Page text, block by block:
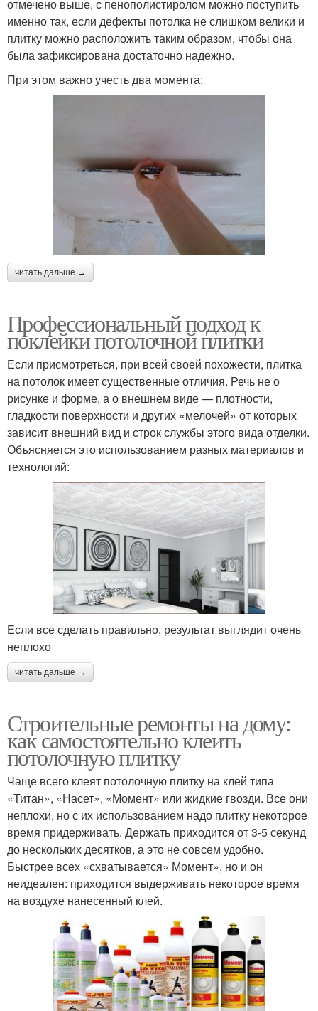
отмечено выше, с пенополистиролом можно поступить
именно так, если дефекты потолка не слишком велики и
плитку можно расположить таким образом, чтобы она
была зафиксирована достаточно надежно.
При этом важно учесть два момента:
читать дальше →
Профессиональный подход к
поклейки потолочной плитки
Если присмотреться, при всей своей похожести, плитка
на потолок имеет существенные отличия. Речь не о
рисунке и форме, а о внешнем виде — плотности,
гладкости поверхности и других «мелочей» от которых
зависит внешний вид и строк службы этого вида отделки.
Объясняется это использованием разных материалов и
технологий:
Если все сделать правильно, результат выглядит очень
неплохо
читать дальше →
Строительные ремонты на дому:
как самостоятельно клеить
потолочную плитку
Чаще всего клеят потолочную плитку на клей типа
«Титан», «Насет», «Момент» или жидкие гвозди. Все они
неплохи, но с их использованием надо плитку некоторое
время придерживать. Держать приходится от 3-5 секунд
до нескольких десятков, а это не совсем удобно.
Быстрее всех «схватывается» Момент», но и он
неидеален: приходится выдерживать некоторое время
на воздухе нанесенный клей.